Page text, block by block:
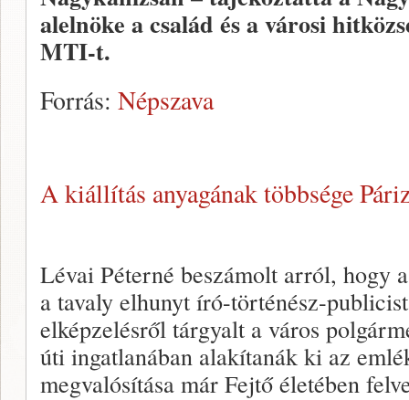
alelnöke a család és a városi
MTI-t.
Forrás: Népszava
A kiállítás anyagának többsége
Lévai Péterné beszámolt arról, hogy
a tavaly elhunyt író-történész-
elképzelésről tárgyalt a város
úti ingatlanában alakítanák ki az
megvalósítása már Fejtő életében